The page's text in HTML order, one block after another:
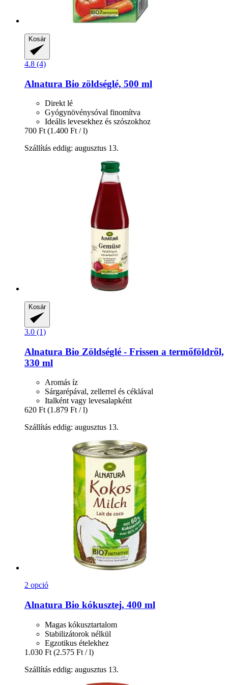
Kosár
4.8 (4)
Alnatura Bio zöldséglé, 500 ml
Direkt lé
Gyógynövénysóval finomítva
Ideális levesekhez és szószokhoz
700 Ft (1.400 Ft / l)
Szállítás eddig: augusztus 13.
Kosár
3.0 (1)
Alnatura Bio Zöldséglé -​ Frissen a termőföldről,
330 ml
Aromás íz
Sárgarépával, zellerrel és céklával
Italként vagy levesalapként
620 Ft (1.879 Ft / l)
Szállítás eddig: augusztus 13.
2 opció
Alnatura Bio kókusztej, 400 ml
Magas kókusztartalom
Stabilizátorok nélkül
Egzotikus ételekhez
1.030 Ft (2.575 Ft / l)
Szállítás eddig: augusztus 13.